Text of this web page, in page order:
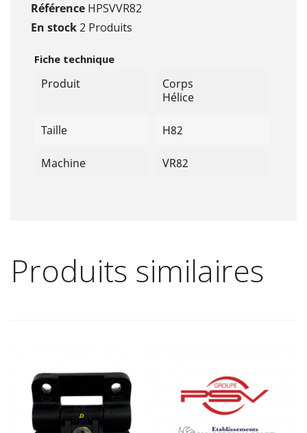
Référence HPSVVR82
En stock 2 Produits
Fiche technique
Produit
Corps
Hélice
Taille H82
Machine VR82
Produits similaires